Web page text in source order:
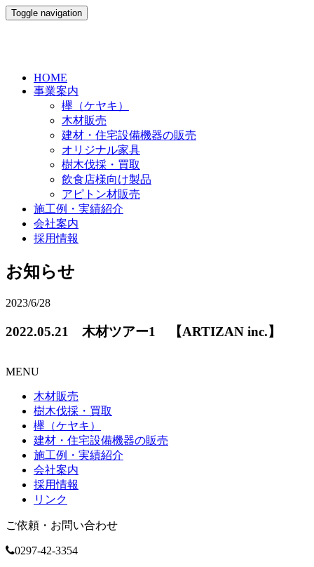
Toggle navigation
HOME
事業案内
欅（ケヤキ）
木材販売
建材・住宅設備機器の販売
オリジナル家具
樹木伐採・買取
飲食店様向け製品
アピトン材販売
施工例・実績紹介
会社案内
採用情報
お知らせ
2023/6/28
2022.05.21 木材ツアー1 【ARTIZAN inc.】
MENU
木材販売
樹木伐採・買取
欅（ケヤキ）
建材・住宅設備機器の販売
施工例・実績紹介
会社案内
採用情報
リンク
ご依頼・お問い合わせ
0297-42-3354